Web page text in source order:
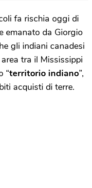
fa rischia oggi di
emanato da Giorgio
gli indiani canadesi
tra il Mississippi
“territorio indiano”,
acquisti di terre.